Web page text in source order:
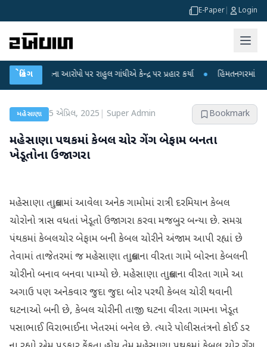
E-Paper Login
બ્રેકિંગ
લીકના આરોપો પર રાહુલ ગાંધીએ કેન્દ્ર પર પ્રહાર કર્યા ● હિંમતનગરમાં રહસ્યમય
મહેસાણા 5 એપ્રિલ, 2025 Super Admin Bookmark
મહેસાણા પથકમાં કેબલ ચોર ગેંગ બેફામ બનતા
ખેડૂતોના ઉજાગરા
મહેસાણા તાલુકામાં આવેલા અનેક ગામોમાં રાત્રી દરમિયાન કેબલ
ચોરોનો ત્રાસ વધતાં ખેડૂતો ઉજાગરા કરવા મજબુર બન્યા છે. સમગ્ર
પંથકમાં કેબલચોર બેફામ બની કેબલ ચોરીને અંજામ આપી રહ્યાં છે
તેવામાં તાજેતરમાં જ મહેસાણા તાલુકાના વીરતા ગામે બોરના કેબલની
ચોરીનો બનાવ બનવા પામ્યો છે. મહેસાણા તાલુકાના વીરતા ગામે આ
અગાઉ પણ અનેકવાર જુદા જુદા બોર પરથી કેબલ ચોરી થવાની
ઘટનાઓ બની છે, કેબલ ચોરીની તાજી ઘટના વીરતા ગામના ખેડૂત
પસાભાઈ વિરાભાઈના ખેતરમાં બનેલ છે. ત્યારે પોલીસતંત્રનો કોઈ ડર